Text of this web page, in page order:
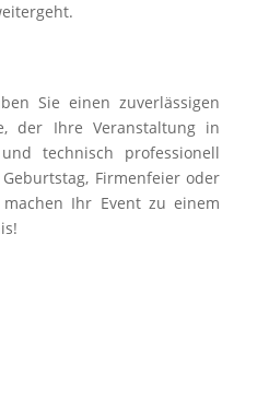
Sie einen zuverlässigen
der Ihre Veranstaltung in
technisch professionell
Firmenfeier oder
Ihr Event zu einem